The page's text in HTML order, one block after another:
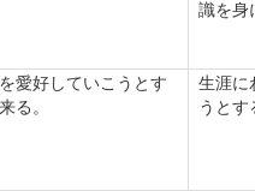
識を身
愛好していこうとす
る。
生涯に
うと